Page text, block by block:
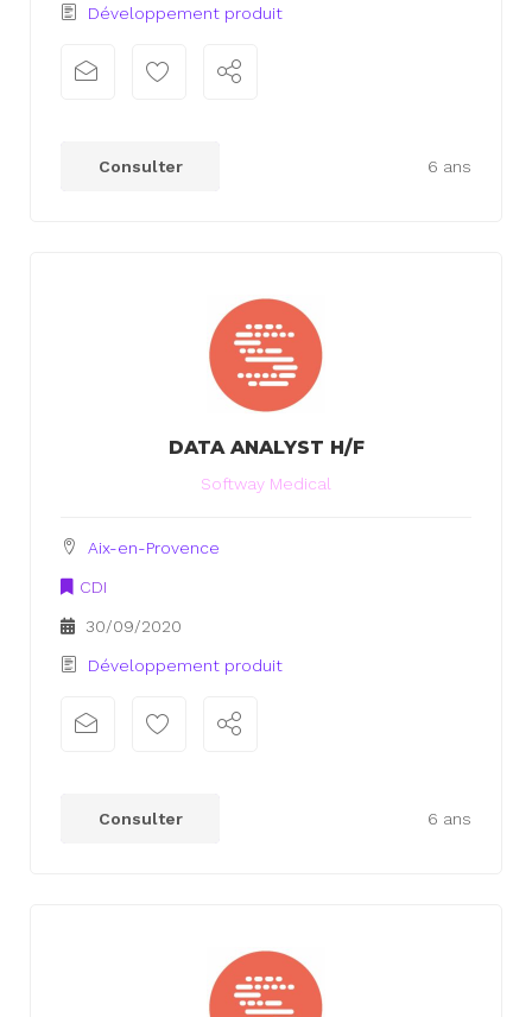
Développement produit
xx xx
Consulter 6 ans
DATA ANALYST H/F
Softway Medical
Aix-en-Provence
CDI
30/09/2020
Développement produit
xx xx
Consulter 6 ans